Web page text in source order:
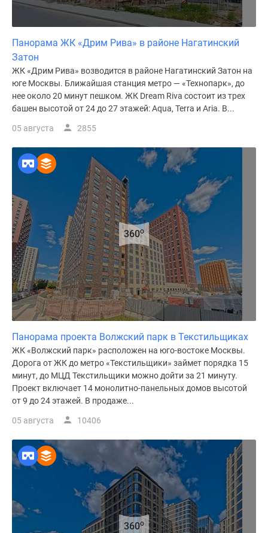
Панорама ЖК «Дрим Рива» в районе Нагатинский
Затон
ЖК «Дрим Рива» возводится в районе Нагатинский Затон на
юге Москвы. Ближайшая станция метро — «Технопарк», до
нее около 20 минут пешком. ЖК Dream Riva состоит из трех
башен высотой от 24 до 27 этажей: Aqua, Terra и Aria. В...
05 августа 2855
360o
Панорама проекта Волжский парк в Текстильщиках
ЖК «Волжский парк» расположен на юго-востоке Москвы.
Дорога от ЖК до метро «Текстильщики» займет порядка 15
минут, до МЦД Текстильщики можно дойти за 21 минуту.
Проект включает 14 монолитно-панельных домов высотой
от 9 до 24 этажей. В продаже...
05 августа 10406
360o